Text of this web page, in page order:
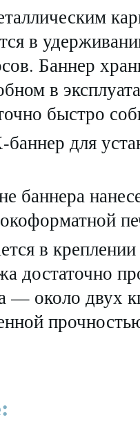
в
Баннер
в
быстро
для
баннера
в
достаточно
— около двух